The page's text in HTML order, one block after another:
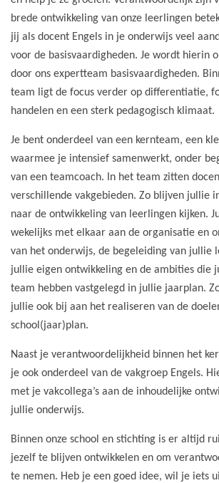
brede ontwikkeling van onze leerlingen
jij als docent Engels in je onderwijs veel
voor de basisvaardigheden. Je wordt hierin
door ons expertteam basisvaardigheden.
team ligt de focus verder op differentiatie,
handelen en een sterk pedagogisch klimaat.
Je bent onderdeel van een kernteam, een
waarmee je intensief samenwerkt, onder
van een teamcoach. In het team zitten
verschillende vakgebieden. Zo blijven jullie
naar de ontwikkeling van leerlingen kijken.
wekelijks met elkaar aan de organisatie en
van het onderwijs, de begeleiding van jullie
jullie eigen ontwikkeling en de ambities die
team hebben vastgelegd in jullie jaarplan.
jullie ook bij aan het realiseren van de
school(jaar)plan.
Naast je verantwoordelijkheid binnen het
je ook onderdeel van de vakgroep Engels.
met je vakcollega’s aan de inhoudelijke
jullie onderwijs.
Binnen onze school en stichting is er altijd
jezelf te blijven ontwikkelen en om
te nemen. Heb je een goed idee, wil je iets